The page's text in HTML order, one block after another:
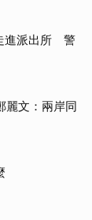
進派出所 警
麗文：兩岸同